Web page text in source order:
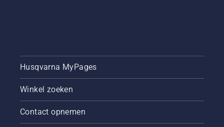
Husqvarna MyPages
Winkel zoeken
Contact opnemen